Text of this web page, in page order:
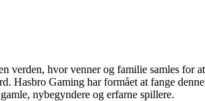
hvor venner og familie samles for
Hasbro Gaming har formået at fange
nybegyndere og erfarne spillere.